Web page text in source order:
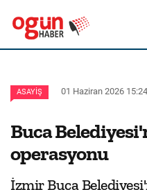
ASAYIŞ 01 Haziran 2026 15:24
Buca
operasyonu
İzmir Buca